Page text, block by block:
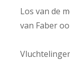
Los van de
van Faber